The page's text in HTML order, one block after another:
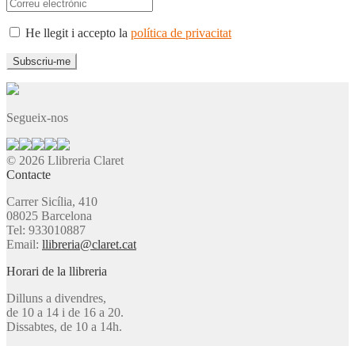
He llegit i accepto la política de privacitat
Segueix-nos
© 2026 Llibreria Claret
Contacte
Carrer Sicília, 410
08025 Barcelona
Tel: 933010887
Email: llibreria@claret.cat
Horari de la llibreria
Dilluns a divendres,
de 10 a 14 i de 16 a 20.
Dissabtes, de 10 a 14h.